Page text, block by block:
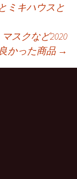
ミキハウスと
スクなど2020
かった商品 →